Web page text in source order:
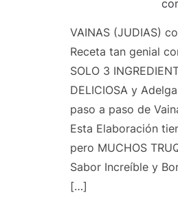
VAINAS (JUDIAS)
Receta tan genial
SOLO 3
DELICIOSA y
paso a paso de
Esta Elaboración
pero MUCHOS
Sabor Increíble y
[…]